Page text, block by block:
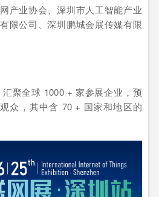
产业协会、深圳市人工智能产业
限公司、深圳鹏城会展传媒有限
聚全球 1000 + 家参展企业，预
众，其中含 70 + 国家和地区的